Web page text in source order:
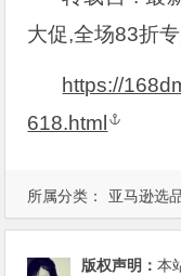
所属分类： 亚马逊选
大促,全场83折
https://
618.html
版权声明：本